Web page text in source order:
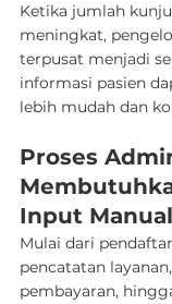
Ketika jumlah
meningkat,
terpusat menjadi
informasi pasien
lebih mudah dan
Proses
Input Manual
Mulai dari
pencatatan
pembayaran,